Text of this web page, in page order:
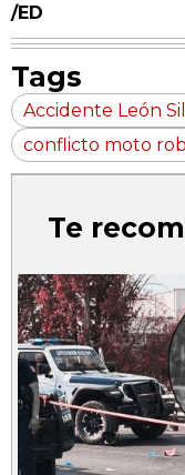
/ED
Tags
Accidente León
conflicto moto
Te